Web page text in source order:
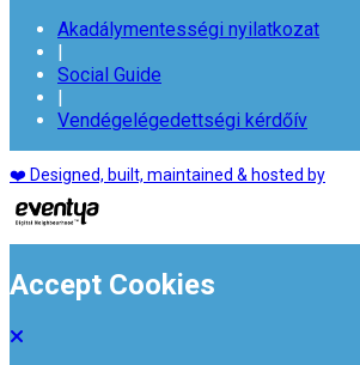
Akadálymentességi nyilatkozat
|
Social Guide
|
Vendégelégedettségi kérdőív
❤️ Designed, built, maintained & hosted by
Accept Cookies